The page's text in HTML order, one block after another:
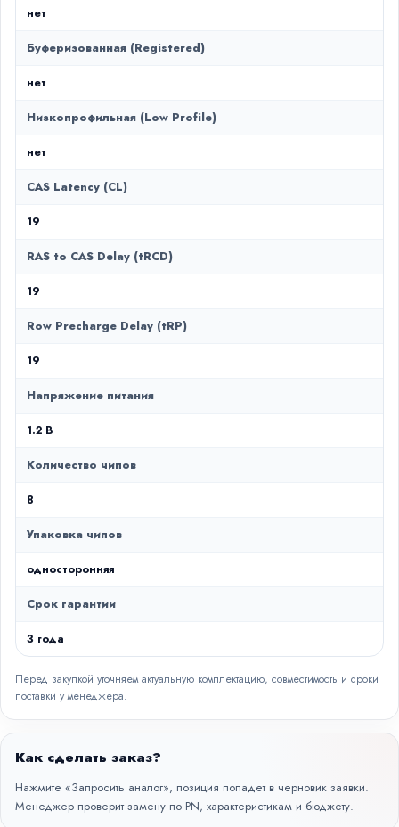
нет
Буферизованная (Registered)
нет
Низкопрофильная (Low Profile)
нет
CAS Latency (CL)
19
RAS to CAS Delay (tRCD)
19
Row Precharge Delay (tRP)
19
Напряжение питания
1.2 В
Количество чипов
8
Упаковка чипов
односторонняя
Срок гарантии
3 года
Перед закупкой уточняем актуальную комплектацию, совместимость и сроки
поставки у менеджера.
Как сделать заказ?
Нажмите «Запросить аналог», позиция попадет в черновик заявки.
Менеджер проверит замену по PN, характеристикам и бюджету.